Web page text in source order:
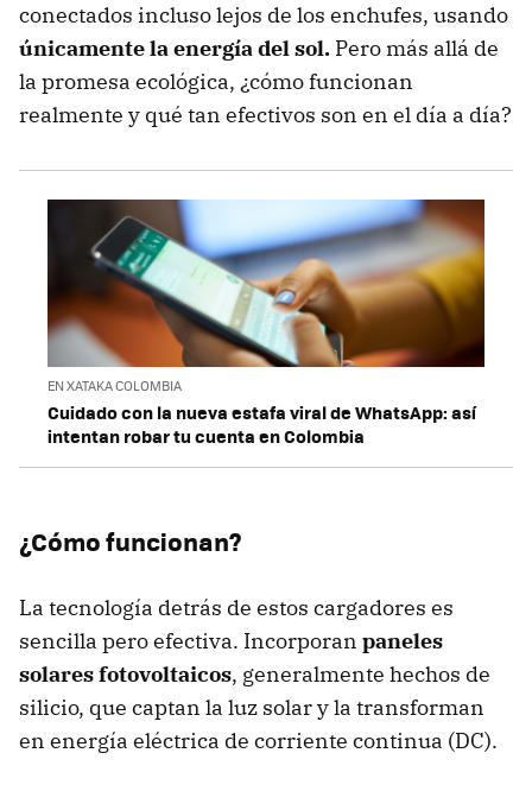
conectados incluso lejos de los enchufes, usando
únicamente la energía del sol. Pero más allá de
la promesa ecológica, ¿cómo funcionan
realmente y qué tan efectivos son en el día a día?
EN XATAKA COLOMBIA
Cuidado con la nueva estafa viral de WhatsApp: así
intentan robar tu cuenta en Colombia
¿Cómo funcionan?
La tecnología detrás de estos cargadores es
sencilla pero efectiva. Incorporan paneles
solares fotovoltaicos, generalmente hechos de
silicio, que captan la luz solar y la transforman
en energía eléctrica de corriente continua (DC).